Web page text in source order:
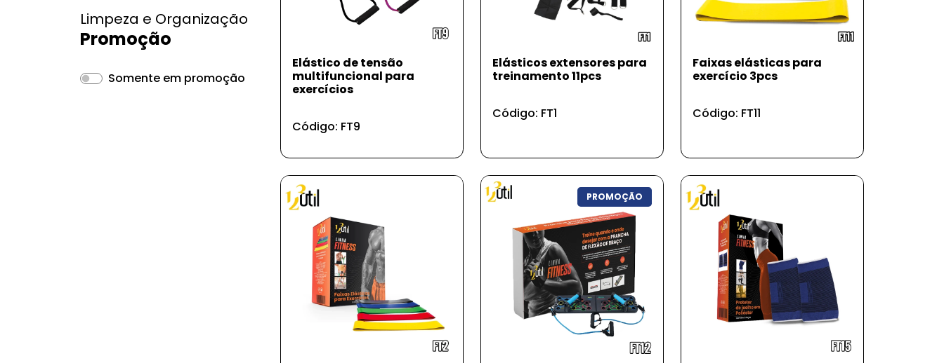
Limpeza e Organização
Promoção
Somente em promoção
Elástico de tensão
multifuncional para
exercícios
Código: FT9
Elásticos extensores para
treinamento 11pcs
Código: FT1
Faixas elásticas para
exercício 3pcs
Código: FT11
PROMOÇÃO